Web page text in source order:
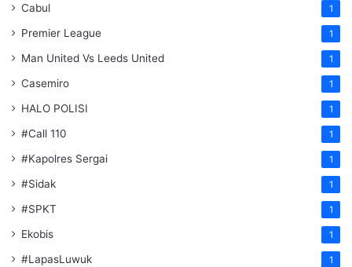
Cabul 1
Premier League 1
Man United Vs Leeds United 1
Casemiro 1
HALO POLISI 1
#Call 110 1
#Kapolres Sergai 1
#Sidak 1
#SPKT 1
Ekobis 1
#LapasLuwuk 1